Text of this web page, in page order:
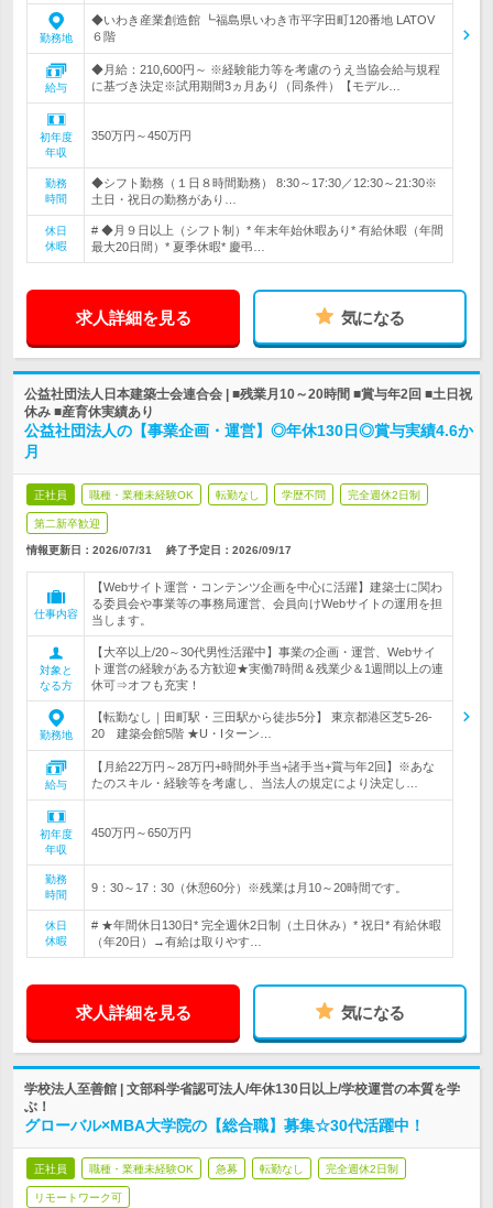
勤務地
◆いわき産業創造館 ┗福島県いわき市平字田町120番地 LATOV
６階
給与
◆月給：210,600円～ ※経験能力等を考慮のうえ当協会給与規程
に基づき決定※試用期間3ヵ月あり（同条件）【モデル…
初年度
年収
350万円～450万円
勤務
時間
◆シフト勤務（１日８時間勤務） 8:30～17:30／12:30～21:30※
土日・祝日の勤務があり…
休日
休暇
# ◆月９日以上（シフト制）* 年末年始休暇あり* 有給休暇（年間
最大20日間）* 夏季休暇* 慶弔…
求人詳細を見る 気になる
公益社団法人日本建築士会連合会 | ■残業月10～20時間 ■賞与年2回 ■土日祝
休み ■産育休実績あり
公益社団法人の【事業企画・運営】◎年休130日◎賞与実績4.6か
月
正社員 職種・業種未経験OK 転勤なし 学歴不問 完全週休2日制
第二新卒歓迎
情報更新日：2026/07/31 終了予定日： 2026/09/17
仕事内容
【Webサイト運営・コンテンツ企画を中心に活躍】建築士に関わ
る委員会や事業等の事務局運営、会員向けWebサイトの運用を担
当します。
対象と
なる方
【大卒以上/20～30代男性活躍中】事業の企画・運営、Webサイ
ト運営の経験がある方歓迎★実働7時間＆残業少＆1週間以上の連
休可⇒オフも充実！
勤務地
【転勤なし｜田町駅・三田駅から徒歩5分】 東京都港区芝5-26-
20 建築会館5階 ★U・Iターン…
給与
【月給22万円～28万円+時間外手当+諸手当+賞与年2回】※あな
たのスキル・経験等を考慮し、当法人の規定により決定し…
初年度
年収
450万円～650万円
勤務
時間
9：30～17：30（休憩60分）※残業は月10～20時間です。
休日
休暇
# ★年間休日130日* 完全週休2日制（土日休み）* 祝日* 有給休暇
（年20日）→有給は取りやす…
求人詳細を見る 気になる
学校法人至善館 | 文部科学省認可法人/年休130日以上/学校運営の本質を学
ぶ！
グローバル×MBA大学院の【総合職】募集☆30代活躍中！
正社員 職種・業種未経験OK 急募 転勤なし 完全週休2日制
リモートワーク可